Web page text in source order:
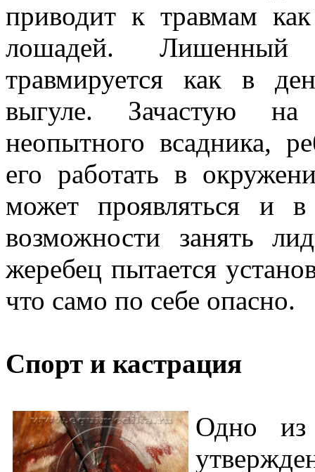
приводит к травмам
лошадей.
травмируется как в
выгуле. Зачастую на
неопытного всадника,
его работать в
может проявляться и
возможности занять
жеребец пытается
что само по себе опасно.
Спорт и кастрация
Одно из